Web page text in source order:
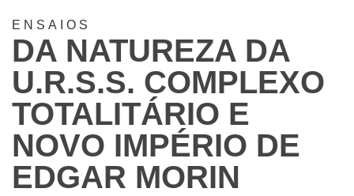
ENSAIOS
DA NATUREZA DA
U.R.S.S. COMPLEXO
TOTALITÁRIO E
NOVO IMPÉRIO DE
EDGAR MORIN